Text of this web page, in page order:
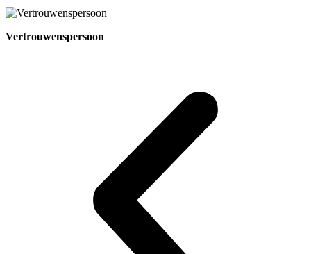
Vertrouwenspersoon